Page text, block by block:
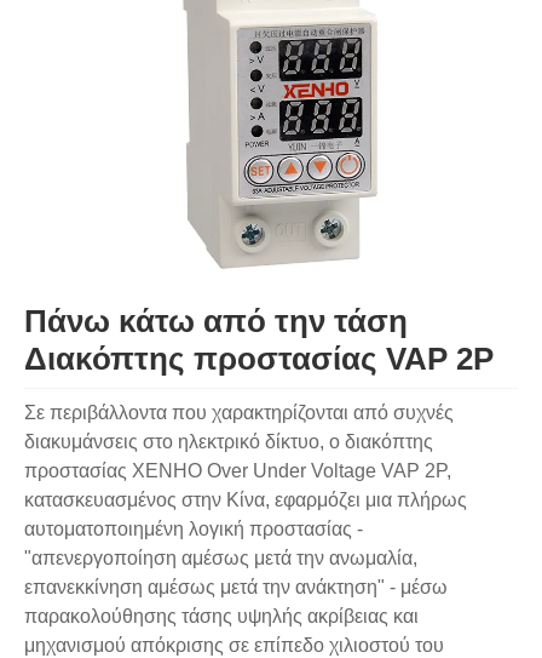
Πάνω κάτω από την τάση
Διακόπτης προστασίας VAP 2P
Σε περιβάλλοντα που χαρακτηρίζονται από συχνές
διακυμάνσεις στο ηλεκτρικό δίκτυο, ο διακόπτης
προστασίας XENHO Over Under Voltage VAP 2P,
κατασκευασμένος στην Κίνα, εφαρμόζει μια πλήρως
αυτοματοποιημένη λογική προστασίας -
"απενεργοποίηση αμέσως μετά την ανωμαλία,
επανεκκίνηση αμέσως μετά την ανάκτηση" - μέσω
παρακολούθησης τάσης υψηλής ακρίβειας και
μηχανισμού απόκρισης σε επίπεδο χιλιοστού του